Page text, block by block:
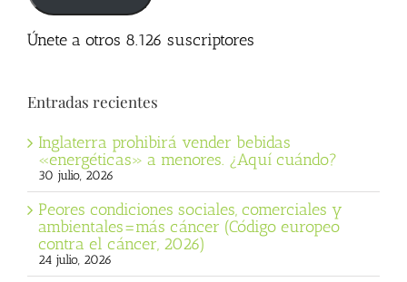
Únete a otros 8.126 suscriptores
Entradas recientes
Inglaterra prohibirá vender bebidas
«energéticas» a menores. ¿Aquí cuándo?
30 julio, 2026
Peores condiciones sociales, comerciales y
ambientales=más cáncer (Código europeo
contra el cáncer, 2026)
24 julio, 2026